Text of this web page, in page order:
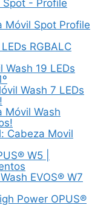
Spot - Profile
Móvil Spot Profile
RGBALC
Wash 19 LEDs
Wash 7 LEDs
Móvil Wash
Cabeza Movil
W5 |
EVOS® W7
Power OPUS®